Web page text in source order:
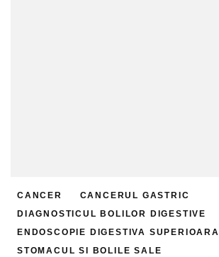
CANCER
CANCERUL GASTRIC
DIAGNOSTICUL BOLILOR DIGESTIVE
ENDOSCOPIE DIGESTIVA SUPERIOARA
STOMACUL SI BOLILE SALE